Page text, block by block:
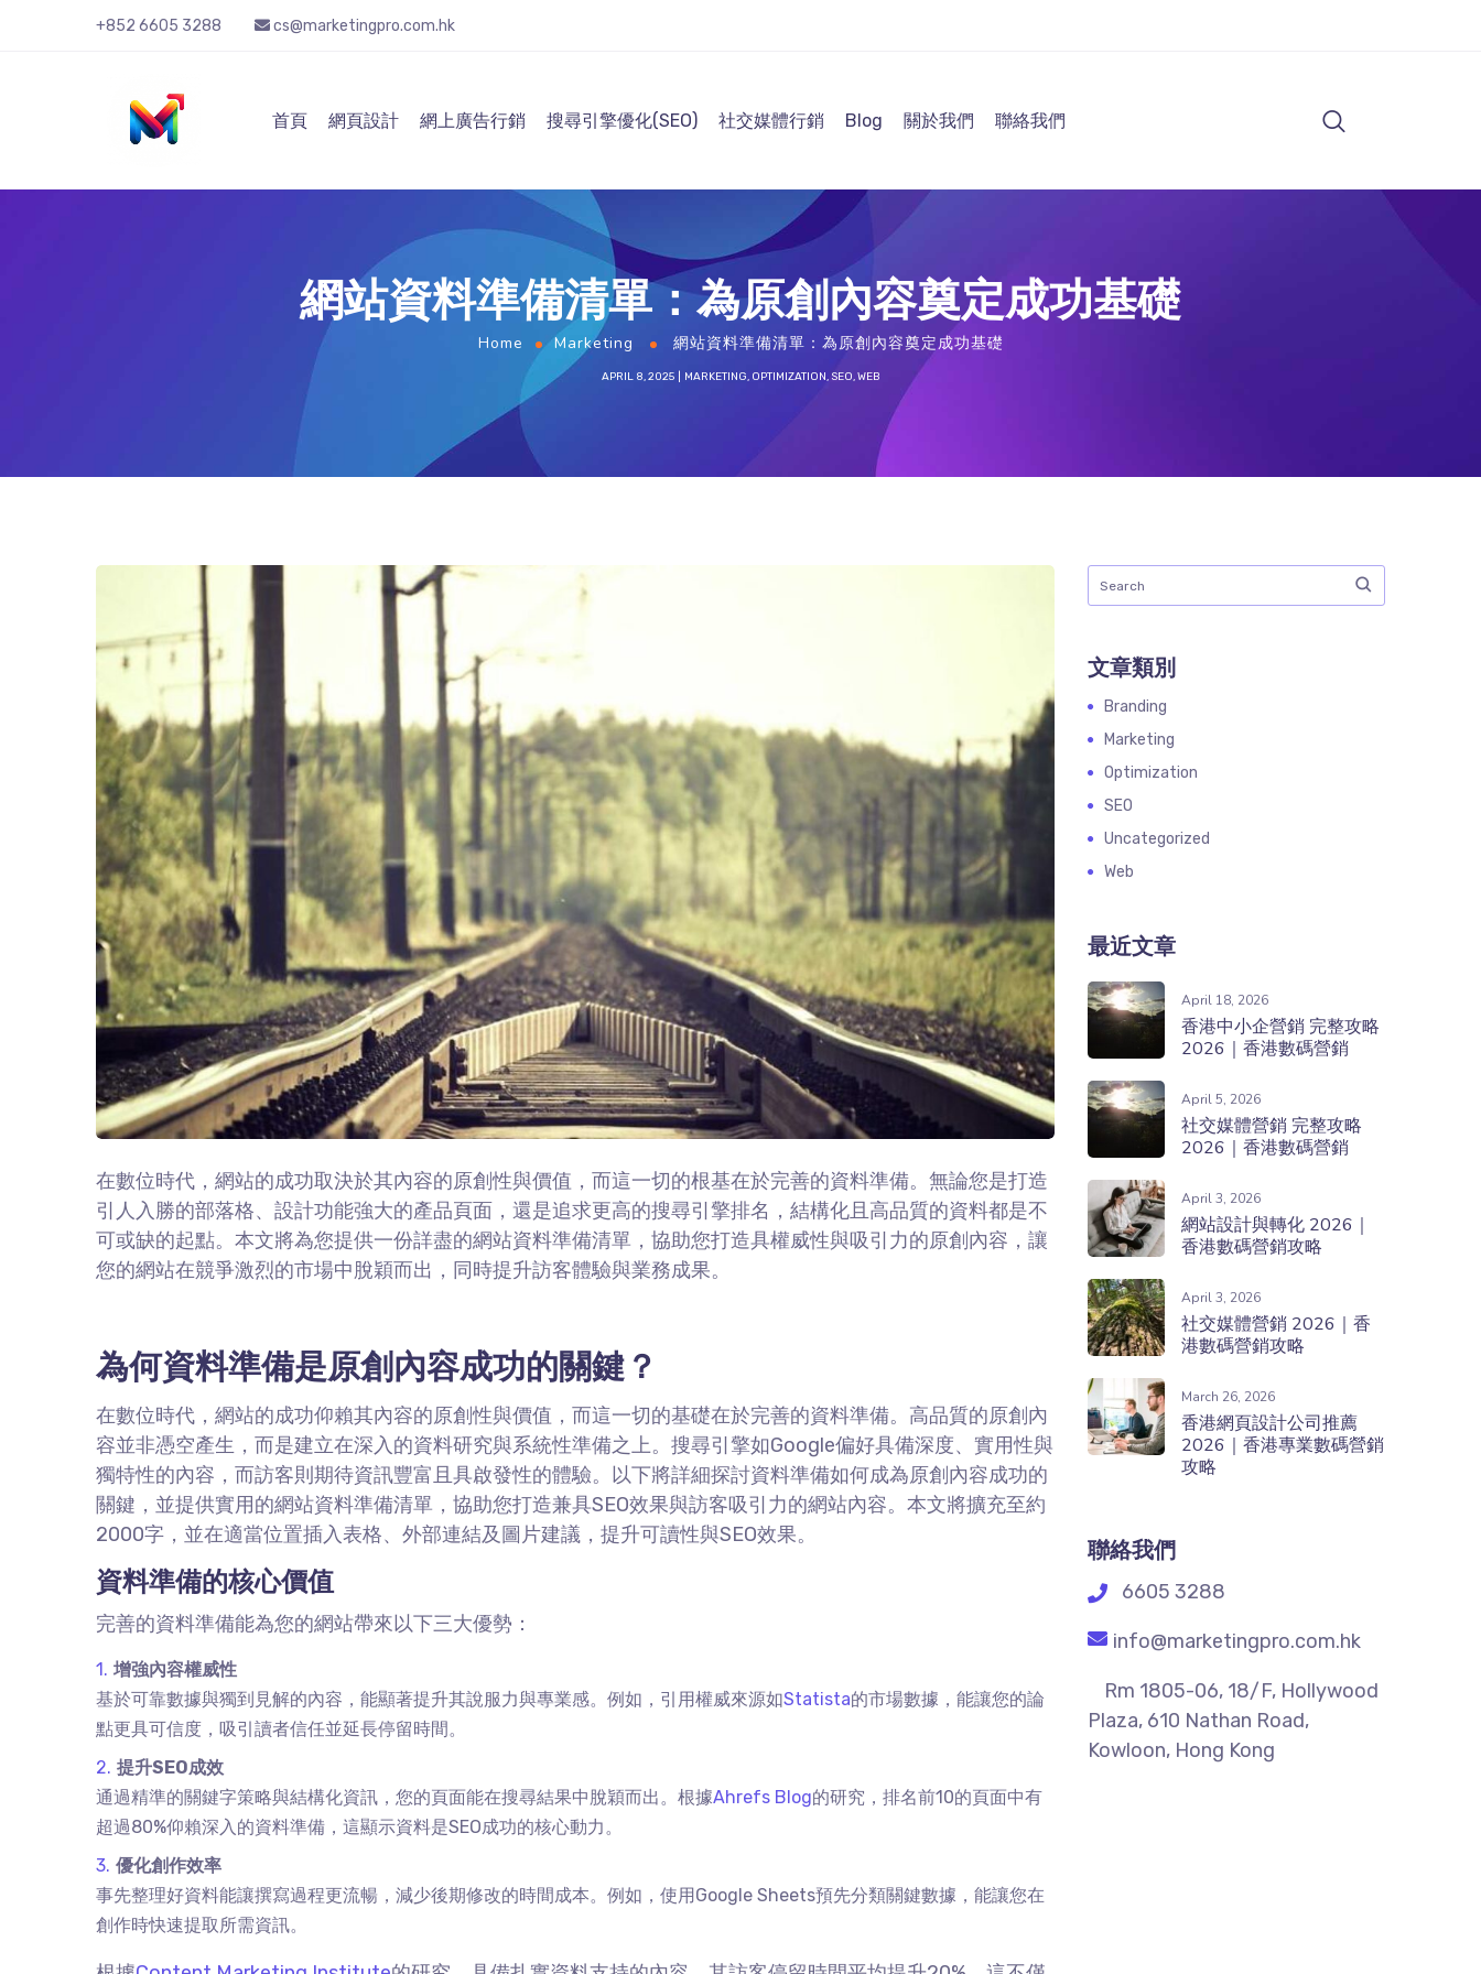
+852 6605 3288 cs@marketingpro.com.hk
首頁 網頁設計 網上廣告行銷​ 搜尋引擎優化(SEO) 社交媒體行銷 Blog 關於我們 聯絡我們
網站資料準備清單：為原創內容奠定成功基礎
Home Marketing 網站資料準備清單：為原創內容奠定成功基礎
APRIL 8, 2025 MARKETING, OPTIMIZATION,SEO,WEB
在數位時代，網站的成功取決於其內容的原創性與價值，而這一切的根基在於完善的資料準備。無論您是打造
引人入勝的部落格、設計功能強大的產品頁面，還是追求更高的搜尋引擎排名，結構化且高品質的資料都是不
可或缺的起點。本文將為您提供一份詳盡的網站資料準備清單，協助您打造具權威性與吸引力的原創內容，讓
您的網站在競爭激烈的市場中脫穎而出，同時提升訪客體驗與業務成果。
為何資料準備是原創內容成功的關鍵？
在數位時代，網站的成功仰賴其內容的原創性與價值，而這一切的基礎在於完善的資料準備。高品質的原創內
容並非憑空產生，而是建立在深入的資料研究與系統性準備之上。搜尋引擎如Google偏好具備深度、實用性與
獨特性的內容，而訪客則期待資訊豐富且具啟發性的體驗。以下將詳細探討資料準備如何成為原創內容成功的
關鍵，並提供實用的網站資料準備清單，協助您打造兼具SEO效果與訪客吸引力的網站內容。本文將擴充至約
2000字，並在適當位置插入表格、外部連結及圖片建議，提升可讀性與SEO效果。
資料準備的核心價值
完善的資料準備能為您的網站帶來以下三大優勢：
增強內容權威性
基於可靠數據與獨到見解的內容，能顯著提升其說服力與專業感。例如，引用權威來源如Statista的市場數據，能讓您的論
點更具可信度，吸引讀者信任並延長停留時間。
提升SEO成效
通過精準的關鍵字策略與結構化資訊，您的頁面能在搜尋結果中脫穎而出。根據Ahrefs Blog的研究，排名前10的頁面中有
超過80%仰賴深入的資料準備，這顯示資料是SEO成功的核心動力。
優化創作效率
事先整理好資料能讓撰寫過程更流暢，減少後期修改的時間成本。例如，使用Google Sheets預先分類關鍵數據，能讓您在
創作時快速提取所需資訊。
文章類別
Branding
Marketing
Optimization
SEO
Uncategorized
Web
最近文章
April 18, 2026
香港中小企營銷 完整攻略
2026｜香港數碼營銷
April 5, 2026
社交媒體營銷 完整攻略
2026｜香港數碼營銷
April 3, 2026
網站設計與轉化 2026｜
香港數碼營銷攻略
April 3, 2026
社交媒體營銷 2026｜香
港數碼營銷攻略
March 26, 2026
香港網頁設計公司推薦
2026｜香港專業數碼營銷
攻略
聯絡我們
6605 3288
info@marketingpro.com.hk
Rm 1805-06, 18/F, Hollywood
Plaza, 610 Nathan Road,
Kowloon, Hong Kong